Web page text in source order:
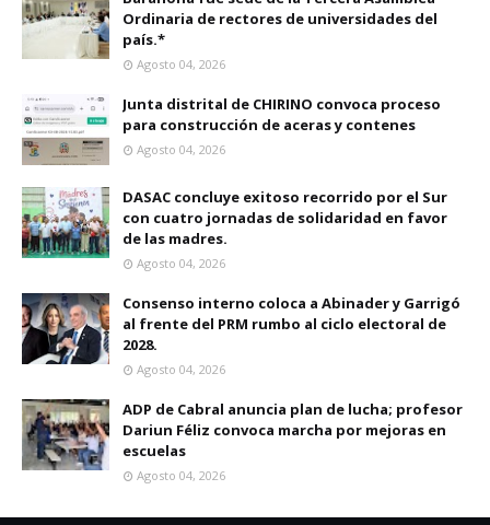
Ordinaria de rectores de universidades del
país.*
Agosto 04, 2026
Junta distrital de CHIRINO convoca proceso
para construcción de aceras y contenes
Agosto 04, 2026
DASAC concluye exitoso recorrido por el Sur
con cuatro jornadas de solidaridad en favor
de las madres.
Agosto 04, 2026
Consenso interno coloca a Abinader y Garrigó
al frente del PRM rumbo al ciclo electoral de
2028.
Agosto 04, 2026
ADP de Cabral anuncia plan de lucha; profesor
Dariun Féliz convoca marcha por mejoras en
escuelas
Agosto 04, 2026